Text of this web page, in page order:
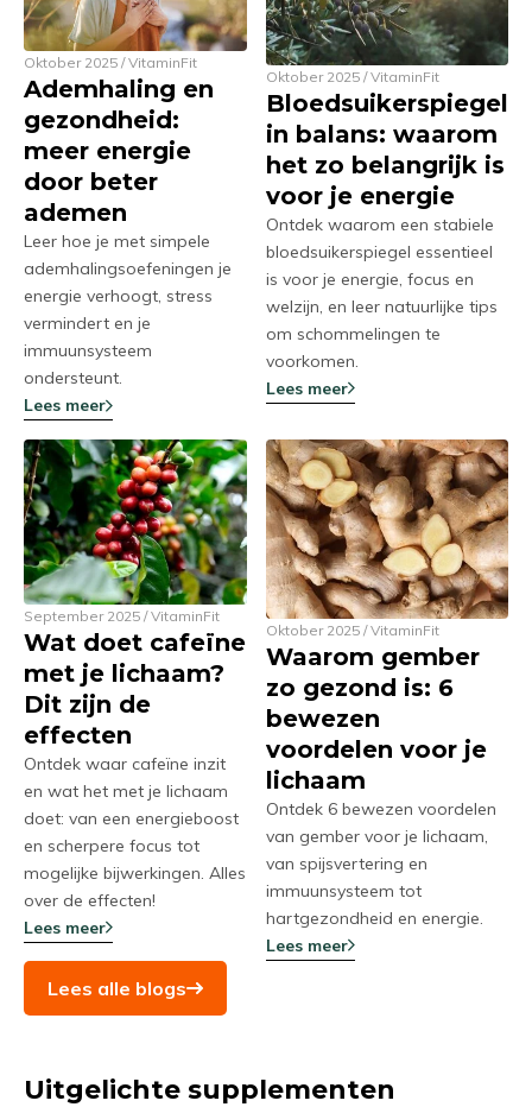
Oktober 2025 / VitaminFit
Ademhaling en
gezondheid:
meer energie
door beter
ademen
Leer hoe je met simpele
ademhalingsoefeningen je
energie verhoogt, stress
vermindert en je
immuunsysteem
ondersteunt.
Lees meer
Oktober 2025 / VitaminFit
Bloedsuikerspiegel
in balans: waarom
het zo belangrijk is
voor je energie
Ontdek waarom een stabiele
bloedsuikerspiegel essentieel
is voor je energie, focus en
welzijn, en leer natuurlijke tips
om schommelingen te
voorkomen.
Lees meer
September 2025 / VitaminFit
Wat doet cafeïne
met je lichaam?
Dit zijn de
effecten
Ontdek waar cafeïne inzit
en wat het met je lichaam
doet: van een energieboost
en scherpere focus tot
mogelijke bijwerkingen. Alles
over de effecten!
Lees meer
Oktober 2025 / VitaminFit
Waarom gember
zo gezond is: 6
bewezen
voordelen voor je
lichaam
Ontdek 6 bewezen voordelen
van gember voor je lichaam,
van spijsvertering en
immuunsysteem tot
hartgezondheid en energie.
Lees meer
Lees alle blogs
Uitgelichte supplementen